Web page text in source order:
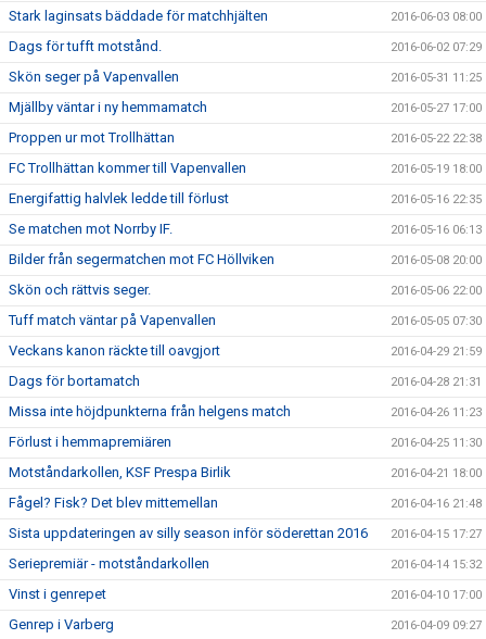
Stark laginsats bäddade för matchhjälten 2016-06-03 08:00
Dags för tufft motstånd. 2016-06-02 07:29
Skön seger på Vapenvallen 2016-05-31 11:25
Mjällby väntar i ny hemmamatch 2016-05-27 17:00
Proppen ur mot Trollhättan 2016-05-22 22:38
FC Trollhättan kommer till Vapenvallen 2016-05-19 18:00
Energifattig halvlek ledde till förlust 2016-05-16 22:35
Se matchen mot Norrby IF. 2016-05-16 06:13
Bilder från segermatchen mot FC Höllviken 2016-05-08 20:00
Skön och rättvis seger. 2016-05-06 22:00
Tuff match väntar på Vapenvallen 2016-05-05 07:30
Veckans kanon räckte till oavgjort 2016-04-29 21:59
Dags för bortamatch 2016-04-28 21:31
Missa inte höjdpunkterna från helgens match 2016-04-26 11:23
Förlust i hemmapremiären 2016-04-25 11:30
Motståndarkollen, KSF Prespa Birlik 2016-04-21 18:00
Fågel? Fisk? Det blev mittemellan 2016-04-16 21:48
Sista uppdateringen av silly season inför söderettan 2016 2016-04-15 17:27
Seriepremiär - motståndarkollen 2016-04-14 15:32
Vinst i genrepet 2016-04-10 17:00
Genrep i Varberg 2016-04-09 09:27